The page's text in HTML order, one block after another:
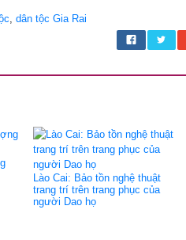
, dân tộc Gia Rai
Lào Cai: Bảo tồn nghệ thuật
trang trí trên trang phục của
người Dao họ